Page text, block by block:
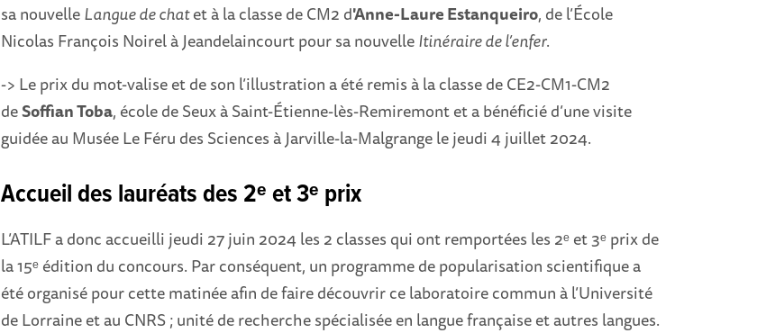
sa nouvelleLangue de chatet à la classe de CM2 d'Anne-Laure Estanqueiro, de l’École
Nicolas François Noirel à Jeandelaincourt pour sa nouvelleItinéraire de l’enfer.
-> Le prix du mot-valise et de son l’illustration a été remis à la classe de CE2-CM1-CM2
deSoffian Toba, école de Seux à Saint-Étienne-lès-Remiremont et a bénéficié d’une visite
guidée au Musée Le Féru des Sciences à Jarville-la-Malgrange le jeudi 4 juillet 2024.
Accueil des lauréats des 2ᵉ et 3ᵉ prix
L’ATILF a donc accueilli jeudi 27 juin 2024 les 2 classes qui ont remportées les 2ᵉ et 3ᵉ prix de
la 15ᵉ édition du concours. Par conséquent, un programme de popularisation scientifique a
été organisé pour cette matinée afin de faire découvrir ce laboratoire commun à l’Université
de Lorraine et au CNRS ; unité de recherche spécialisée en langue française et autres langues.